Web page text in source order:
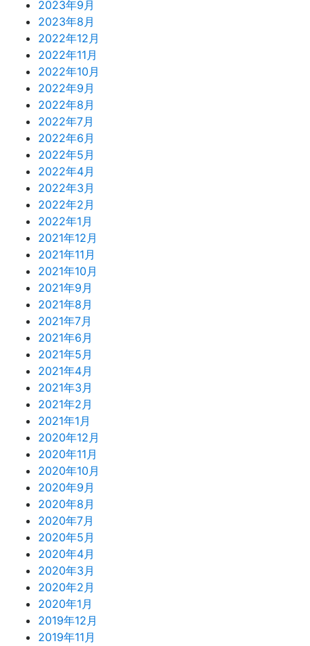
2023年9月
2023年8月
2022年12月
2022年11月
2022年10月
2022年9月
2022年8月
2022年7月
2022年6月
2022年5月
2022年4月
2022年3月
2022年2月
2022年1月
2021年12月
2021年11月
2021年10月
2021年9月
2021年8月
2021年7月
2021年6月
2021年5月
2021年4月
2021年3月
2021年2月
2021年1月
2020年12月
2020年11月
2020年10月
2020年9月
2020年8月
2020年7月
2020年5月
2020年4月
2020年3月
2020年2月
2020年1月
2019年12月
2019年11月